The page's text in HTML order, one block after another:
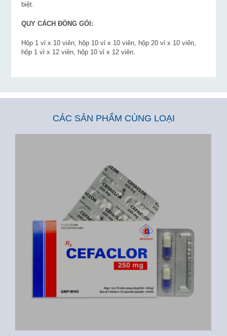
biệt.
QUY CÁCH ĐÓNG GÓI:
Hộp 1 vỉ x 10 viên, hộp 10 vỉ x 10 viên, hộp 20 vỉ x 10 viên,
hộp 1 vỉ x 12 viên, hộp 10 vỉ x 12 viên.
CÁC SẢN PHẨM CÙNG LOẠI